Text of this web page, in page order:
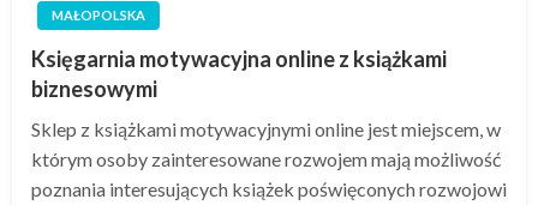
MAŁOPOLSKA
Księgarnia motywacyjna online z książkami
biznesowymi
Sklep z książkami motywacyjnymi online jest miejscem, w
którym osoby zainteresowane rozwojem mają możliwość
poznania interesujących książek poświęconych rozwojowi